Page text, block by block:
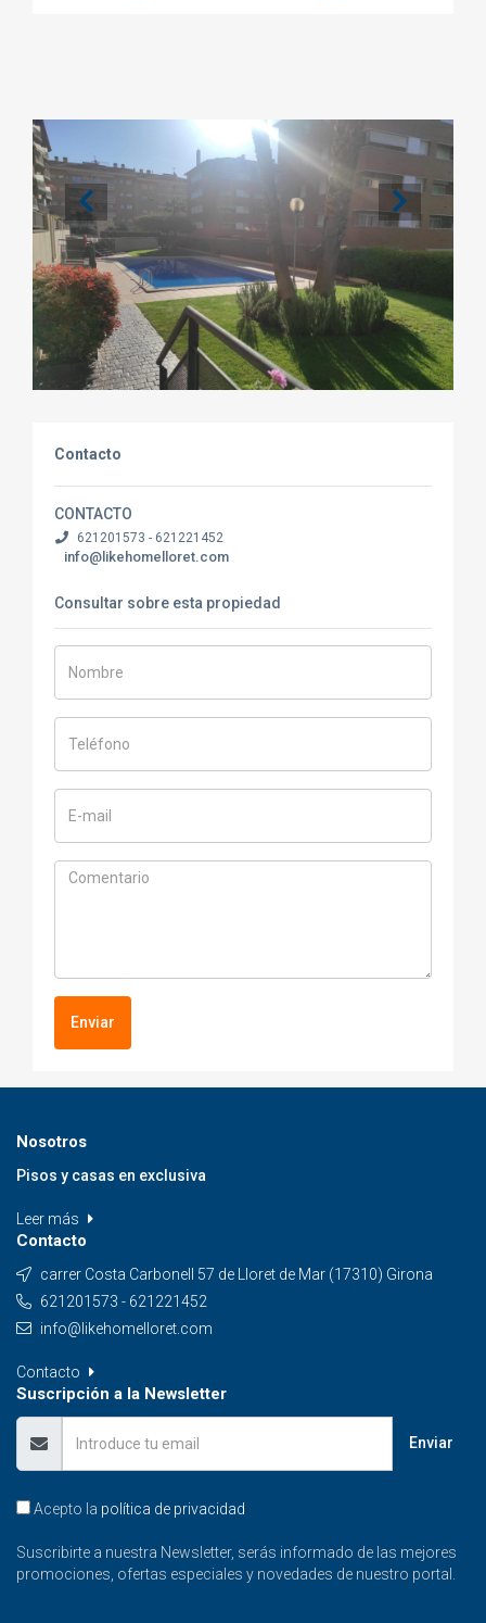
Contacto
CONTACTO
621201573 - 621221452
info@likehomelloret.com
Consultar sobre esta propiedad
Enviar
Nosotros
Pisos y casas en exclusiva
Leer más
Contacto
carrer Costa Carbonell 57 de Lloret de Mar (17310) Girona
621201573 - 621221452
info@likehomelloret.com
Contacto
Suscripción a la Newsletter
Enviar
Acepto la política de privacidad
Suscribirte a nuestra Newsletter, serás informado de las mejores
promociones, ofertas especiales y novedades de nuestro portal.